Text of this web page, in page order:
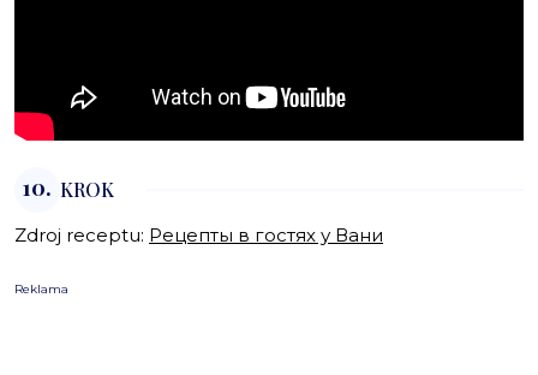
10. KROK
Zdroj receptu: Рецепты в гостях у Вани
Reklama